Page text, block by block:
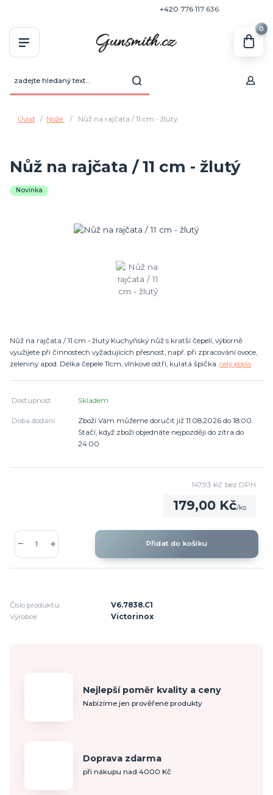
+420 776 117 636
0
Úvod Nože Nůž na rajčata / 11 cm - žlutý
Nůž na rajčata / 11 cm - žlutý
Novinka
Nůž na rajčata / 11 cm - žlutý Kuchyňský nůž s kratší čepelí, výborně
využijete při činnostech vyžadujících přesnost, např. při zpracování ovoce,
zeleniny apod. Délka čepele 11cm, vlnkové ostří, kulatá špička. celý popis
Dostupnost Skladem
Doba dodání
Zboží Vám můžeme doručit již 11.08.2026 do 18:00.
Stačí, když zboží objednáte nejpozději do zítra do
24:00
179,00 Kč/ks
147,93 Kč bez DPH
Přidat do košíku
Číslo produktu:
V6.7838.C1
Výrobce:
Victorinox
Nejlepší poměr kvality a ceny
Nabízíme jen prověřené produkty
Doprava zdarma
při nákupu nad 4000 Kč